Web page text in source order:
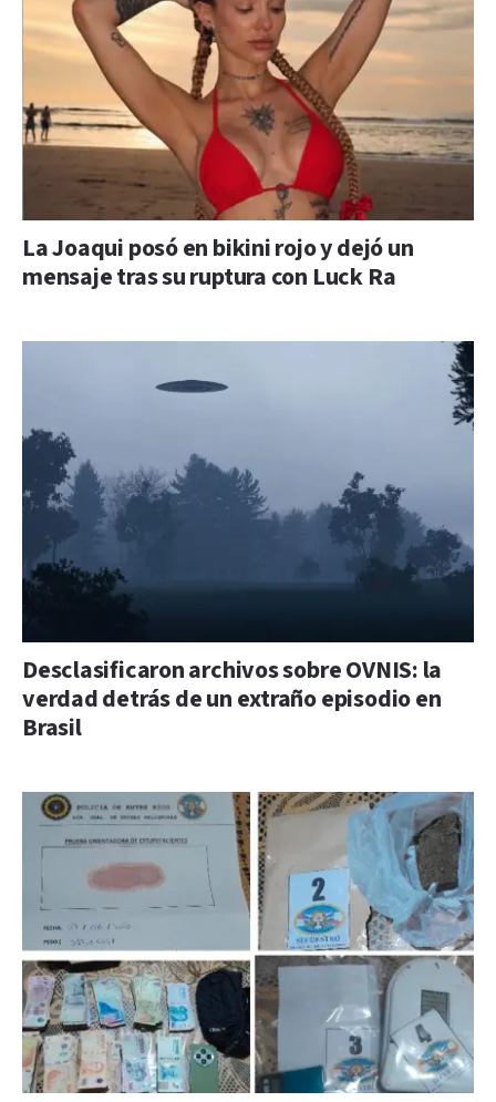
La Joaqui posó en bikini rojo y dejó un
mensaje tras su ruptura con Luck Ra
Desclasificaron archivos sobre OVNIS: la
verdad detrás de un extraño episodio en
Brasil